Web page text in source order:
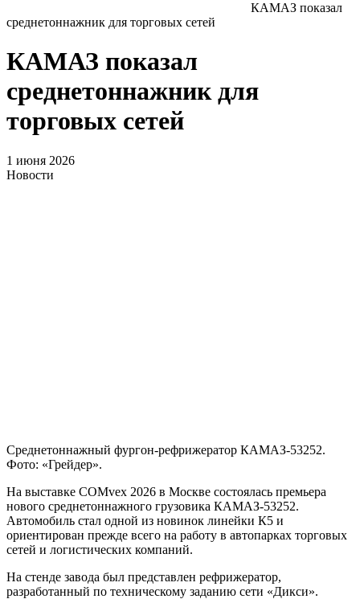
КАМАЗ показал
среднетоннажник для торговых сетей
КАМАЗ показал
среднетоннажник для
торговых сетей
1 июня 2026
Новости
Среднетоннажный фургон-рефрижератор КАМАЗ-53252.
Фото: «Грейдер».
На выставке COMvex 2026 в Москве состоялась премьера
нового среднетоннажного грузовика КАМАЗ-53252.
Автомобиль стал одной из новинок линейки К5 и
ориентирован прежде всего на работу в автопарках торговых
сетей и логистических компаний.
На стенде завода был представлен рефрижератор,
разработанный по техническому заданию сети «Дикси».